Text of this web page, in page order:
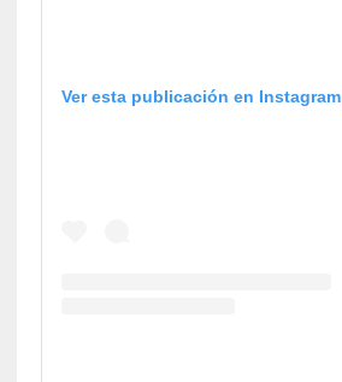
Ver esta publicación en Instagram